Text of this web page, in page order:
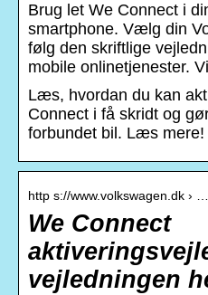
Brug let We Connect i
smartphone. Vælg din
følg den skriftlige
mobile onlinetjenester.
Læs, hvordan du kan
Connect i få skridt og
forbundet bil. Læs mere!
http s://www.volkswagen.dk ›
We Connect
vejledningen